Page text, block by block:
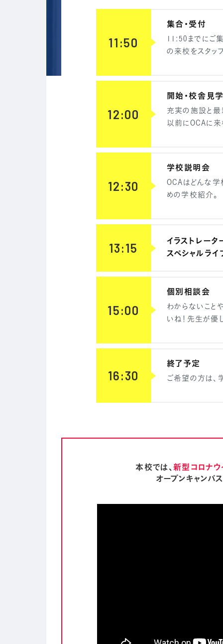
11:50
集合・受付
11:50までにご
の来校をスタッ
12:00
開始・校舎見
充実の施設と最
以前にOCAに
12:30
学校説明会
OCAはどんな
めの学校紹介。
13:15
イラストレー
スペシャルラ
15:00
個別相談会
わからないこと
いね！先生が優
16:30
終了予定
ご希望の方は、
本校では、 新型コロナ
オープンキャンパ